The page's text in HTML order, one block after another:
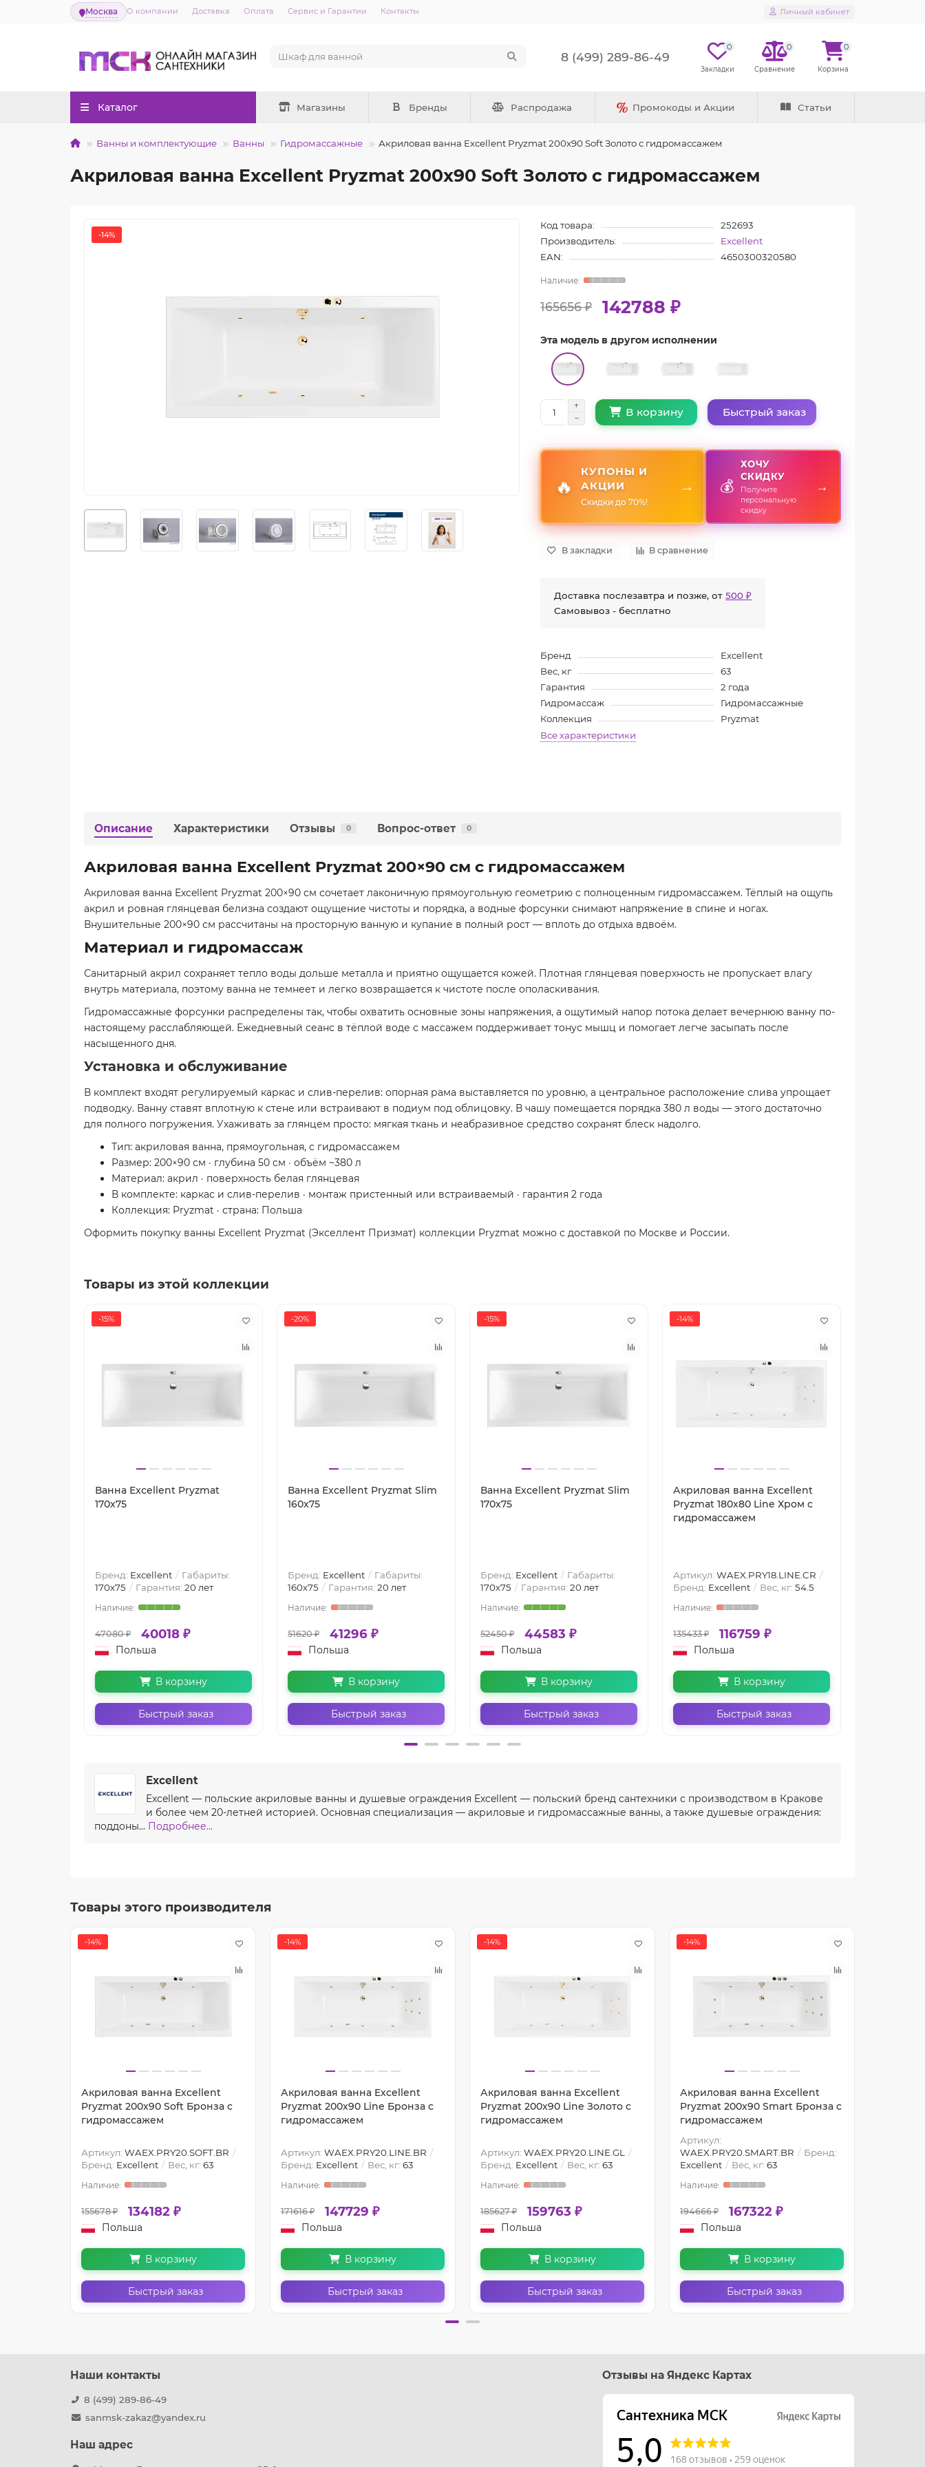
Москва О компании Доставка Оплата Сервис и Гарантии Контакты Личный кабинет
8 (499) 289-86-49
0 0 0
Каталог Магазины Бренды Распродажа Промокоды и Акции Статьи
Ванны и комплектующие Ванны Гидромассажные Акриловая ванна Excellent Pryzmat 200x90 Soft Золото с гидромассажем
Акриловая ванна Excellent Pryzmat 200x90 Soft Золото с гидромассажем
-14%
Код товара:
252693
Производитель:
Excellent
EAN:
4650300320580
165656 ₽ 142788 ₽
Эта модель в другом исполнении
В корзину Быстрый заказ
🔥
КУПОНЫ И
АКЦИИ
Скидки до 70%!
→ 💰
ХОЧУ
СКИДКУ
Получите
персональную
скидку
→
В закладки В сравнение
Доставка послезавтра и позже, от500 ₽
Самовывоз - бесплатно
Бренд
Excellent
Вес, кг
63
Гарантия
2 года
Гидромассаж
Гидромассажные
Коллекция
Pryzmat
Все характеристики
Описание Характеристики Отзывы 0 Вопрос-ответ 0
Акриловая ванна Excellent Pryzmat 200×90 см с гидромассажем
Акриловая ванна Excellent Pryzmat 200×90 см сочетает лаконичную прямоугольную геометрию с полноценным гидромассажем. Тёплый на ощупь
акрил и ровная глянцевая белизна создают ощущение чистоты и порядка, а водные форсунки снимают напряжение в спине и ногах.
Внушительные 200×90 см рассчитаны на просторную ванную и купание в полный рост — вплоть до отдыха вдвоём.
Материал и гидромассаж
Санитарный акрил сохраняет тепло воды дольше металла и приятно ощущается кожей. Плотная глянцевая поверхность не пропускает влагу
внутрь материала, поэтому ванна не темнеет и легко возвращается к чистоте после ополаскивания.
Гидромассажные форсунки распределены так, чтобы охватить основные зоны напряжения, а ощутимый напор потока делает вечернюю ванну по-
настоящему расслабляющей. Ежедневный сеанс в тёплой воде с массажем поддерживает тонус мышц и помогает легче засыпать после
насыщенного дня.
Установка и обслуживание
В комплект входят регулируемый каркас и слив-перелив: опорная рама выставляется по уровню, а центральное расположение слива упрощает
подводку. Ванну ставят вплотную к стене или встраивают в подиум под облицовку. В чашу помещается порядка 380 л воды — этого достаточно
для полного погружения. Ухаживать за глянцем просто: мягкая ткань и неабразивное средство сохранят блеск надолго.
Тип: акриловая ванна, прямоугольная, с гидромассажем
Размер: 200×90 см · глубина 50 см · объём ~380 л
Материал: акрил · поверхность белая глянцевая
В комплекте: каркас и слив-перелив · монтаж пристенный или встраиваемый · гарантия 2 года
Коллекция: Pryzmat · страна: Польша
Оформить покупку ванны Excellent Pryzmat (Экселлент Призмат) коллекции Pryzmat можно с доставкой по Москве и России.
Товары из этой коллекции
-15%
Ванна Excellent Pryzmat
170x75
Бренд: Excellent
Габариты:
170х75
Гарантия: 20 лет
47080 ₽ 40018 ₽
Польша
В корзину
Быстрый заказ
-20%
Ванна Excellent Pryzmat Slim
160x75
Бренд: Excellent
Габариты:
160х75
Гарантия: 20 лет
51620 ₽ 41296 ₽
Польша
В корзину
Быстрый заказ
-15%
Ванна Excellent Pryzmat Slim
170x75
Бренд: Excellent
Габариты:
170х75
Гарантия: 20 лет
52450 ₽ 44583 ₽
Польша
В корзину
Быстрый заказ
-14%
Акриловая ванна Excellent
Pryzmat 180x80 Line Хром с
гидромассажем
Артикул: WAEX.PRY18.LINE.CR
Бренд: Excellent Вес, кг: 54.5
135433 ₽ 116759 ₽
Польша
В корзину
Быстрый заказ
Excellent
Excellent — польские акриловые ванны и душевые ограждения Excellent — польский бренд сантехники с производством в Кракове
и более чем 20-летней историей. Основная специализация — акриловые и гидромассажные ванны, а также душевые ограждения:
поддоны... Подробнее...
Товары этого производителя
-14%
Акриловая ванна Excellent
Pryzmat 200x90 Soft Бронза с
гидромассажем
Артикул: WAEX.PRY20.SOFT.BR
Бренд: Excellent Вес, кг: 63
155678 ₽ 134182 ₽
Польша
В корзину
Быстрый заказ
-14%
Акриловая ванна Excellent
Pryzmat 200x90 Line Бронза с
гидромассажем
Артикул: WAEX.PRY20.LINE.BR
Бренд: Excellent Вес, кг: 63
171616 ₽ 147729 ₽
Польша
В корзину
Быстрый заказ
-14%
Акриловая ванна Excellent
Pryzmat 200x90 Line Золото с
гидромассажем
Артикул: WAEX.PRY20.LINE.GL
Бренд: Excellent Вес, кг: 63
185627 ₽ 159763 ₽
Польша
В корзину
Быстрый заказ
-14%
Акриловая ванна Excellent
Pryzmat 200x90 Smart Бронза с
гидромассажем
Артикул:
WAEX.PRY20.SMART.BR
Бренд:
Excellent
Вес, кг: 63
194666 ₽ 167322 ₽
Польша
В корзину
Быстрый заказ
Наши контакты
8 (499) 289-86-49
sanmsk-zakaz@yandex.ru
Наш адрес
Отзывы на Яндекс Картах